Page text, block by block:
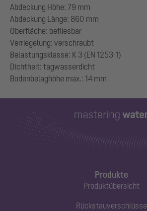
Abdeckung Höhe: 79 mm
Abdeckung Länge: 860 mm
Oberfläche: befliesbar
Verriegelung: verschraubt
Belastungsklasse: K 3 (EN 1253-1)
Dichtheit: tagwasserdicht
Produkte
Produktübersicht
Rückstauverschlüsse